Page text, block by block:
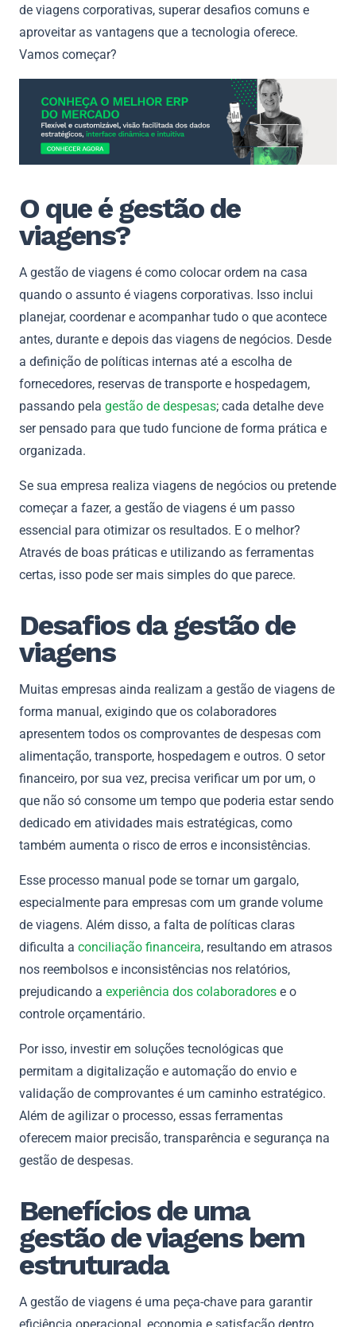
de viagens corporativas, superar desafios comuns e
aproveitar as vantagens que a tecnologia oferece.
Vamos começar?
O que é gestão de
viagens?
A gestão de viagens é como colocar ordem na casa
quando o assunto é viagens corporativas. Isso inclui
planejar, coordenar e acompanhar tudo o que acontece
antes, durante e depois das viagens de negócios. Desde
a definição de políticas internas até a escolha de
fornecedores, reservas de transporte e hospedagem,
passando pela gestão de despesas; cada detalhe deve
ser pensado para que tudo funcione de forma prática e
organizada.
Se sua empresa realiza viagens de negócios ou pretende
começar a fazer, a gestão de viagens é um passo
essencial para otimizar os resultados. E o melhor?
Através de boas práticas e utilizando as ferramentas
certas, isso pode ser mais simples do que parece.
Desafios da gestão de
viagens
Muitas empresas ainda realizam a gestão de viagens de
forma manual, exigindo que os colaboradores
apresentem todos os comprovantes de despesas com
alimentação, transporte, hospedagem e outros. O setor
financeiro, por sua vez, precisa verificar um por um, o
que não só consome um tempo que poderia estar sendo
dedicado em atividades mais estratégicas, como
também aumenta o risco de erros e inconsistências.
Esse processo manual pode se tornar um gargalo,
especialmente para empresas com um grande volume
de viagens. Além disso, a falta de políticas claras
dificulta a conciliação financeira, resultando em atrasos
nos reembolsos e inconsistências nos relatórios,
prejudicando a experiência dos colaboradores e o
controle orçamentário.
Por isso, investir em soluções tecnológicas que
permitam a digitalização e automação do envio e
validação de comprovantes é um caminho estratégico.
Além de agilizar o processo, essas ferramentas
oferecem maior precisão, transparência e segurança na
gestão de despesas.
Benefícios de uma
gestão de viagens bem
estruturada
A gestão de viagens é uma peça-chave para garantir
eficiência operacional, economia e satisfação dentro